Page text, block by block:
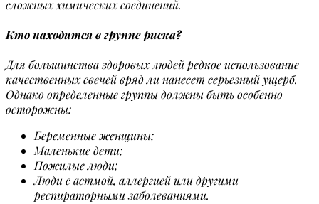
сложных химических соединений.
Кто находится в группе риска?
Для большинства здоровых людей редкое использование
качественных свечей вряд ли нанесет серьезный ущерб.
Однако определенные группы должны быть особенно
осторожны:
Беременные женщины;
Маленькие дети;
Пожилые люди;
Люди с астмой, аллергией или другими
респираторными заболеваниями.